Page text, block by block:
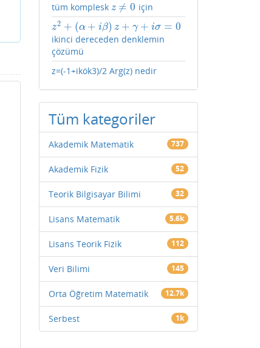
tüm komplesk z ≠ 0
z≠0 için
z2 + (α + iβ) z + γ + iσ = 0
z2+(α +iβ )z+ γ+iσ= 0
ikinci dereceden denklemin
çözümü
z=(-1+ikök3)/2 Arg(z) nedir
Tüm kategoriler
Akademik Matematik 737
Akademik Fizik 52
Teorik Bilgisayar Bilimi 32
Lisans Matematik 5.6k
Lisans Teorik Fizik 112
Veri Bilimi 145
Orta Öğretim Matematik 12.7k
Serbest 1k